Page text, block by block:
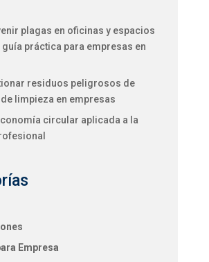
plagas en oficinas y espacios
práctica para empresas en
residuos peligrosos de
limpieza en empresas
circular aplicada a la
Empresa